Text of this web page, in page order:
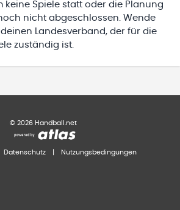
keine Spiele statt oder die Planung
nicht abgeschlossen. Wende
Landesverband, der für die
zuständig ist.
© 2026 Handball.net
Datenschutz Nutzungsbedingungen